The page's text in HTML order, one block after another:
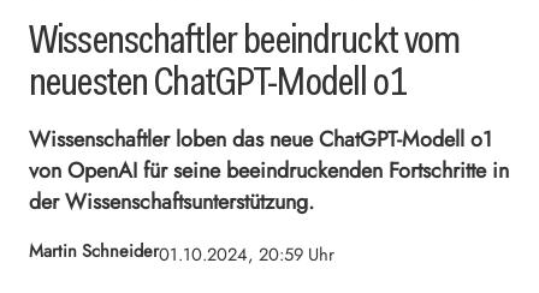
Wissenschaftler beeindruckt vom
neuesten ChatGPT-Modell o1
Wissenschaftler loben das neue ChatGPT-Modell o1
von OpenAI für seine beeindruckenden Fortschritte in
der Wissenschaftsunterstützung.
Martin Schneider01.10.2024, 20:59 Uhr